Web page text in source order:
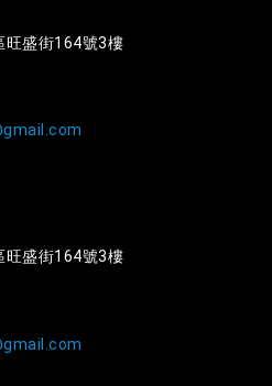
旺盛街164號3樓
旺盛街164號3樓